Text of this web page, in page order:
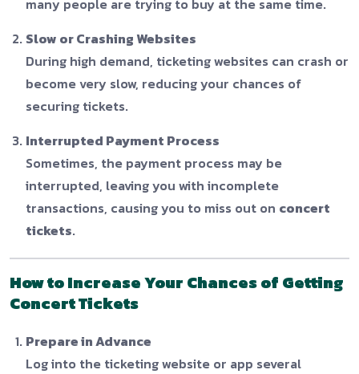
many people are trying to buy at the same time.
Slow or Crashing Websites
During high demand, ticketing websites can crash or
become very slow, reducing your chances of
securing tickets.
Interrupted Payment Process
Sometimes, the payment process may be
interrupted, leaving you with incomplete
transactions, causing you to miss out on concert
tickets.
How to Increase Your Chances of Getting
Concert Tickets
Prepare in Advance
Log into the ticketing website or app several